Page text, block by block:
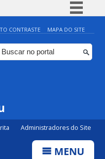
Simplifique!
Comunica BR
Participe
CONTRASTE MAPA DO SITE
Administradores do Site
MENU